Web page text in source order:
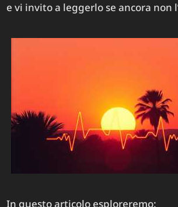
e vi invito a leggerlo se ancora non
In questo articolo esploreremo: